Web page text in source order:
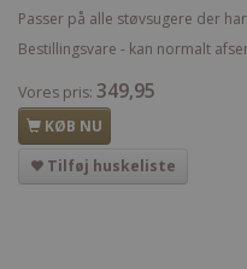
Passer på alle støvsugere der
Bestillingsvare - kan normalt
Vores pris: 349,95
KØB NU
Tilføj huskeliste